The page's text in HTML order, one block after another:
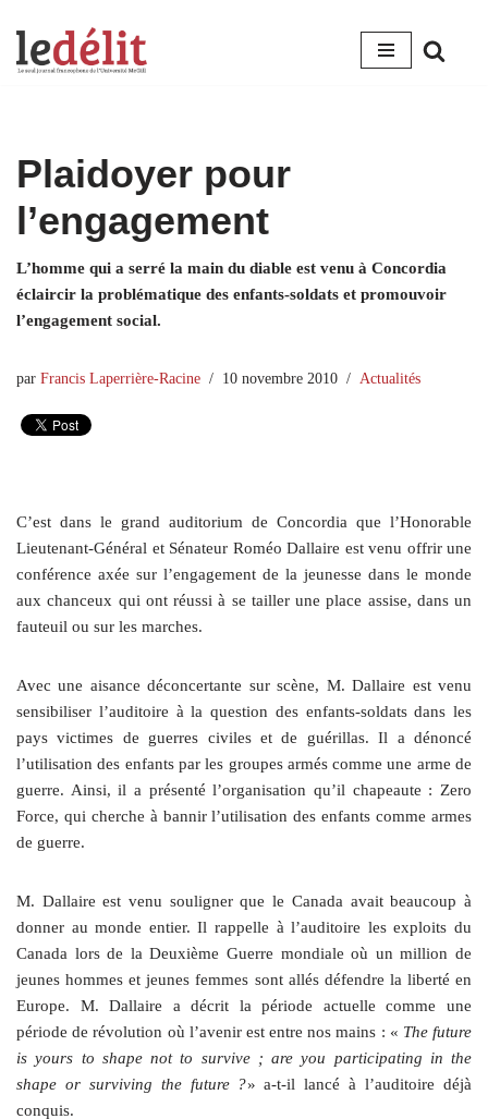
Aller
Plaidoyer pour
l’engagement
L’homme qui a serré la main du diable est venu à Concordia
éclaircir la problématique des enfants-soldats et promouvoir
l’engagement social.
par Francis Laperrière-Racine 10 novembre 2010 Actualités
C’est dans le grand auditorium de Concordia que l’Honorable
Lieutenant-Général et Sénateur Roméo Dallaire est venu offrir une
conférence axée sur l’engagement de la jeunesse dans le monde
aux chanceux qui ont réussi à se tailler une place assise, dans un
fauteuil ou sur les marches.
Avec une aisance déconcertante sur scène, M. Dallaire est venu
sensibiliser l’auditoire à la question des enfants-soldats dans les
pays victimes de guerres civiles et de guérillas. Il a dénoncé
l’utilisation des enfants par les groupes armés comme une arme de
guerre. Ainsi, il a présenté l’organisation qu’il chapeaute : Zero
Force, qui cherche à bannir l’utilisation des enfants comme armes
de guerre.
M. Dallaire est venu souligner que le Canada avait beaucoup à
donner au monde entier. Il rappelle à l’auditoire les exploits du
Canada lors de la Deuxième Guerre mondiale où un million de
jeunes hommes et jeunes femmes sont allés défendre la liberté en
Europe. M. Dallaire a décrit la période actuelle comme une
période de révolution où l’avenir est entre nos mains : « The future
is yours to shape not to survive ; are you participating in the
shape or surviving the future ?» a‑t-il lancé à l’auditoire déjà
conquis.